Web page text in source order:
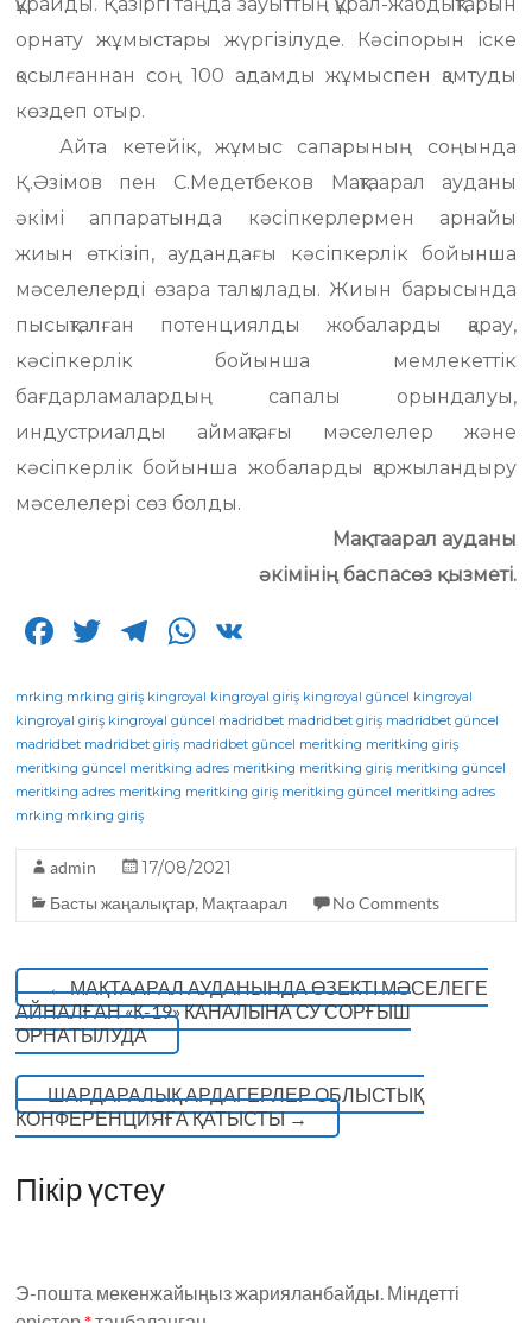
орнату жұмыстары жүргізілуде. Кәсіпорын іске
қосылғаннан соң 100 адамды жұмыспен қамтуды
көздеп отыр.
Айта кетейік, жұмыс сапарының соңында
Қ.Әзімов пен С.Медетбеков Мақтаарал ауданы
әкімі аппаратында кәсіпкерлермен арнайы
жиын өткізіп, аудандағы кәсіпкерлік бойынша
мәселелерді өзара талқылады. Жиын барысында
пысықталған потенциялды жобаларды қарау,
кәсіпкерлік бойынша мемлекеттік
бағдарламалардың сапалы орындалуы,
индустриалды аймақтағы мәселелер және
кәсіпкерлік бойынша жобаларды қаржыландыру
мәселелері сөз болды.
Мақтаарал ауданы
әкімінің баспасөз қызметі.
F
c
e
b
o
o
k
T
it
te
r
T
e
g
ra
W
a
ts
A
p
mrking mrking giriş kingroyal kingroyal giriş kingroyal güncel kingroyal
kingroyal giriş kingroyal güncel madridbet madridbet giriş madridbet güncel
madridbet madridbet giriş madridbet güncel meritking meritking giriş
meritking güncel meritking adres meritking meritking giriş meritking güncel
meritking adres meritking meritking giriş meritking güncel meritking adres
mrking mrking giriş
admin 17/08/2021
Басты жаңалықтар, Мақтаарал No Comments
←МАҚТААРАЛ АУДАНЫНДА ӨЗЕКТІ МӘСЕЛЕГЕ
АЙНАЛҒАН «К-19» КАНАЛЫНА СУ СОРҒЫШ
ОРНАТЫЛУДА
ШАРДАРАЛЫҚ АРДАГЕРЛЕР ОБЛЫСТЫҚ
КОНФЕРЕНЦИЯҒА ҚАТЫСТЫ→
Пікір үстеу
Э-пошта мекенжайыңыз жарияланбайды. Міндетті